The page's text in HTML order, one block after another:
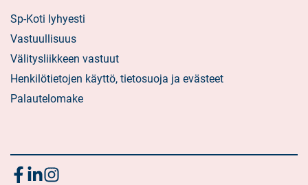
Sp-Koti lyhyesti
Vastuullisuus
Välitysliikkeen vastuut
Henkilötietojen käyttö, tietosuoja ja evästeet
Palautelomake
Seuraa
Sosiaalinen
Sosiaalinen
Sosiaalinen